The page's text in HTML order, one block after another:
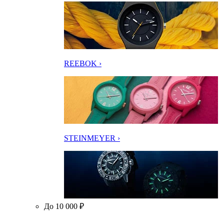
REEBOK ›
STEINMEYER ›
До 10 000 ₽